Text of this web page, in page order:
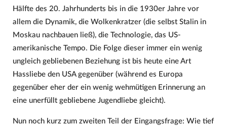
Hälfte des 20. Jahrhunderts bis in die 1930er Jahre vor
allem die Dynamik, die Wolkenkratzer (die selbst Stalin in
Moskau nachbauen ließ), die Technologie, das US-
amerikanische Tempo. Die Folge dieser immer ein wenig
ungleich gebliebenen Beziehung ist bis heute eine Art
Hassliebe den USA gegenüber (während es Europa
gegenüber eher der ein wenig wehmütigen Erinnerung an
eine unerfüllt gebliebene Jugendliebe gleicht).
Nun noch kurz zum zweiten Teil der Eingangsfrage: Wie tief